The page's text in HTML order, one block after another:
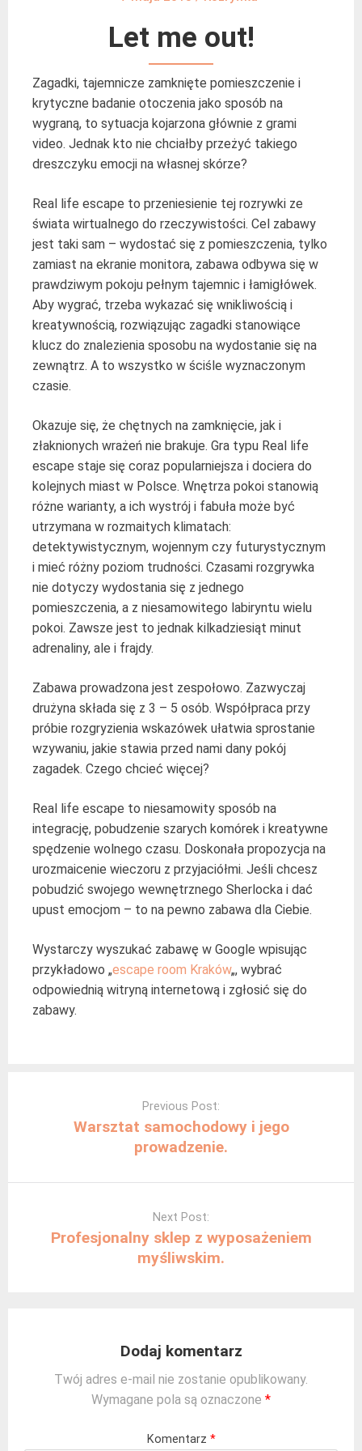
Let me out!
Zagadki, tajemnicze zamknięte pomieszczenie i
krytyczne badanie otoczenia jako sposób na
wygraną, to sytuacja kojarzona głównie z grami
video. Jednak kto nie chciałby przeżyć takiego
dreszczyku emocji na własnej skórze?
Real life escape to przeniesienie tej rozrywki ze
świata wirtualnego do rzeczywistości. Cel zabawy
jest taki sam – wydostać się z pomieszczenia, tylko
zamiast na ekranie monitora, zabawa odbywa się w
prawdziwym pokoju pełnym tajemnic i łamigłówek.
Aby wygrać, trzeba wykazać się wnikliwością i
kreatywnością, rozwiązując zagadki stanowiące
klucz do znalezienia sposobu na wydostanie się na
zewnątrz. A to wszystko w ściśle wyznaczonym
czasie.
Okazuje się, że chętnych na zamknięcie, jak i
złaknionych wrażeń nie brakuje. Gra typu Real life
escape staje się coraz popularniejsza i dociera do
kolejnych miast w Polsce. Wnętrza pokoi stanowią
różne warianty, a ich wystrój i fabuła może być
utrzymana w rozmaitych klimatach:
detektywistycznym, wojennym czy futurystycznym
i mieć różny poziom trudności. Czasami rozgrywka
nie dotyczy wydostania się z jednego
pomieszczenia, a z niesamowitego labiryntu wielu
pokoi. Zawsze jest to jednak kilkadziesiąt minut
adrenaliny, ale i frajdy.
Zabawa prowadzona jest zespołowo. Zazwyczaj
drużyna składa się z 3 – 5 osób. Współpraca przy
próbie rozgryzienia wskazówek ułatwia sprostanie
wzywaniu, jakie stawia przed nami dany pokój
zagadek. Czego chcieć więcej?
Real life escape to niesamowity sposób na
integrację, pobudzenie szarych komórek i kreatywne
spędzenie wolnego czasu. Doskonała propozycja na
urozmaicenie wieczoru z przyjaciółmi. Jeśli chcesz
pobudzić swojego wewnętrznego Sherlocka i dać
upust emocjom – to na pewno zabawa dla Ciebie.
Wystarczy wyszukać zabawę w Google wpisując
przykładowo „escape room Kraków„, wybrać
odpowiednią witryną internetową i zgłosić się do
zabawy.
Previous Post:
Warsztat samochodowy i jego
prowadzenie.
Next Post:
Profesjonalny sklep z wyposażeniem
myśliwskim.
Dodaj komentarz
Twój adres e-mail nie zostanie opublikowany.
Wymagane pola są oznaczone *
Komentarz *